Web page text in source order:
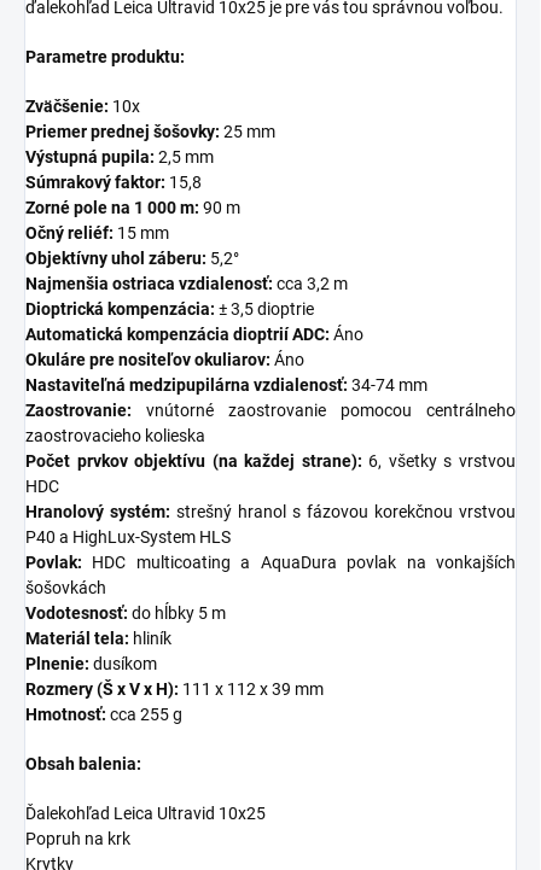
ďalekohľad Leica Ultravid 10x25 je pre vás tou správnou voľbou.
Parametre produktu:
Zväčšenie: 10x
Priemer prednej šošovky: 25 mm
Výstupná pupila: 2,5 mm
Súmrakový faktor: 15,8
Zorné pole na 1 000 m: 90 m
Očný reliéf: 15 mm
Objektívny uhol záberu: 5,2°
Najmenšia ostriaca vzdialenosť: cca 3,2 m
Dioptrická kompenzácia: ± 3,5 dioptrie
Automatická kompenzácia dioptrií ADC: Áno
Okuláre pre nositeľov okuliarov: Áno
Nastaviteľná medzipupilárna vzdialenosť: 34-74 mm
Zaostrovanie:
vnútorné zaostrovanie pomocou centrálneho
zaostrovacieho kolieska
Počet prvkov objektívu (na každej strane): 6, všetky s vrstvou
HDC
Hranolový systém: strešný hranol s fázovou korekčnou vrstvou
P40 a HighLux-System HLS
Povlak:
HDC multicoating a AquaDura povlak na vonkajších
šošovkách
Vodotesnosť: do hĺbky 5 m
Materiál tela: hliník
Plnenie: dusíkom
Rozmery (Š x V x H): 111 x 112 x 39 mm
Hmotnosť: cca 255 g
Obsah balenia:
Ďalekohľad Leica Ultravid 10x25
Popruh na krk
Krytky